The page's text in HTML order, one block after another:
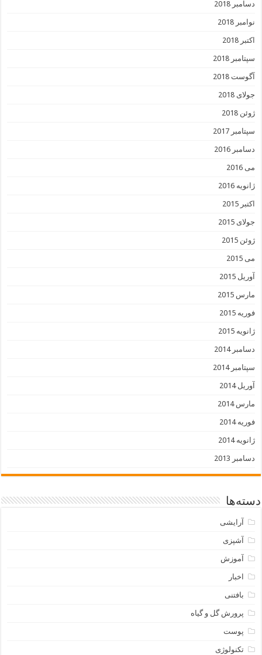
دسامبر 2018
نوامبر 2018
اکتبر 2018
سپتامبر 2018
آگوست 2018
جولای 2018
ژوئن 2018
سپتامبر 2017
دسامبر 2016
می 2016
ژانویه 2016
اکتبر 2015
جولای 2015
ژوئن 2015
می 2015
آوریل 2015
مارس 2015
فوریه 2015
ژانویه 2015
دسامبر 2014
سپتامبر 2014
آوریل 2014
مارس 2014
فوریه 2014
ژانویه 2014
دسامبر 2013
دسته‌ها
آرایشی
آشپزی
آموزش
اخبار
بافتنی
پرورش گل و گیاه
پوست
تکنولوژی